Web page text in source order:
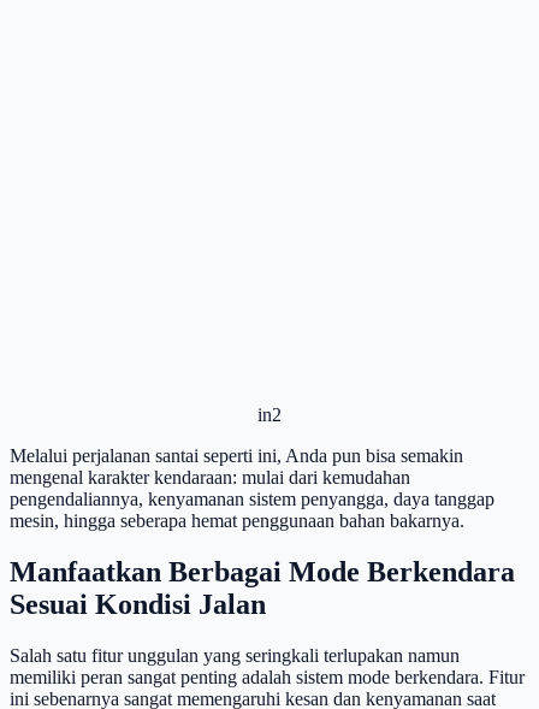
in2
Melalui perjalanan santai seperti ini, Anda pun bisa semakin
mengenal karakter kendaraan: mulai dari kemudahan
pengendaliannya, kenyamanan sistem penyangga, daya tanggap
mesin, hingga seberapa hemat penggunaan bahan bakarnya.
Manfaatkan Berbagai Mode Berkendara
Sesuai Kondisi Jalan
Salah satu fitur unggulan yang seringkali terlupakan namun
memiliki peran sangat penting adalah sistem mode berkendara. Fitur
ini sebenarnya sangat memengaruhi kesan dan kenyamanan saat